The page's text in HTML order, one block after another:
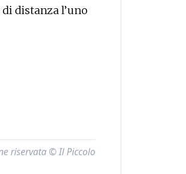
distanza l’uno
riservata © Il Piccolo